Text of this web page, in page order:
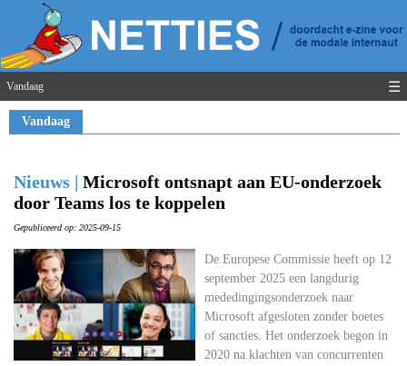
Vandaag ☰
Vandaag
Nieuws | Microsoft ontsnapt aan EU-onderzoek
door Teams los te koppelen
Gepubliceerd op: 2025-09-15
De Europese Commissie heeft op 12
september 2025 een langdurig
mededingingsonderzoek naar
Microsoft afgesloten zonder boetes
of sancties. Het onderzoek begon in
2020 na klachten van concurrenten